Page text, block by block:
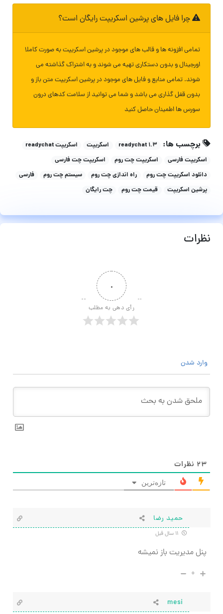
چرا فایل های پرشین اسکریپت رایگان است؟
تمامی افزونه ها و قالب های موجود در پرشین اسکریپت به صورت کاملا
اورجینال و بدون دستکاری تهیه می شوند و به اشتراک گذاشته می
شوند. تمامی منابع و فایل های موجود در پرشین اسکریپت متن باز و
بدون قفل گذاری می باشد و شما می توانید از سلامت کدهای درون
سورس ها اطمینان حاصل کنید
برچسب ها: readychat 1.3 اسکریپت
اسکریپت readychat
اسکریپت فارسی
اسکریپت چت روم
اسکریپت چت فارسی
دانلود اسکریپت چت روم
راه اندازی چت روم سیستم چت روم
فارسی
پرشین اسکریپت
قیمت چت روم چت رایگان
نظرات
۰
رأی دهی به مطلب
وارد شدن
۲۳ نظرات
تازه‌ترین
حمید رضا
پنل مدیریت باز نمیشه
۰
mesi